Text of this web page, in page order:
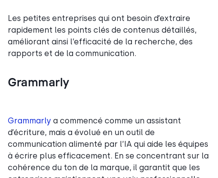
Les petites entreprises qui ont besoin d’extraire
rapidement les points clés de contenus détaillés,
améliorant ainsi l’efficacité de la recherche, des
rapports et de la communication.
Grammarly
Grammarly a commencé comme un assistant
d’écriture, mais a évolué en un outil de
communication alimenté par l’IA qui aide les équipes
à écrire plus efficacement. En se concentrant sur la
cohérence du ton de la marque, il garantit que les